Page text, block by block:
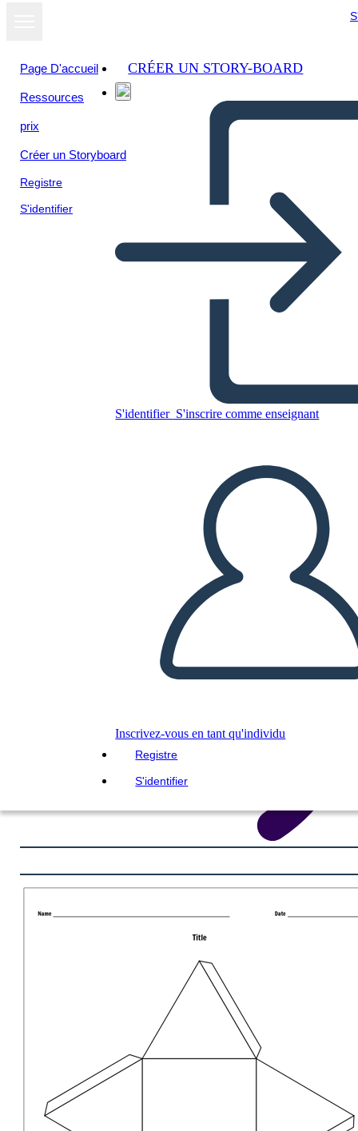
Page D'accueil
Ressources
prix
Créer un Storyboard
Registre
S'identifier
CRÉER UN STORY-BOARD
S'identifier S'inscrire comme enseignant
Inscrivez-vous en tant qu'individu
Registre
S'identifier
LIRE LE DIAPORAMA
LIS-MOI
Afficher sous
forme de